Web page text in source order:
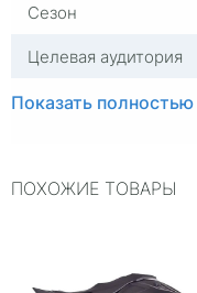
Сезон
Целевая аудитория
Цвет
Страна изготовителя
Количество в
Показать полностью
ПОХОЖИЕ ТОВАРЫ